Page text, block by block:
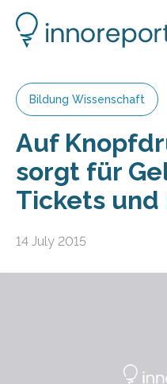
Bildung Wissenschaft
Auf
sorgt für
Tickets und
14 July 2015